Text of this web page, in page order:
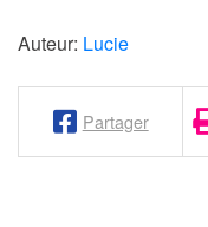
Auteur: Lucie
Partager